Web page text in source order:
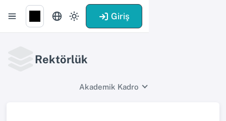
Giriş
Rektörlük
Akademik Kadro